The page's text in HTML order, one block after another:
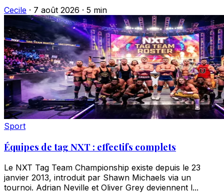
Cecile · 7 août 2026 · 5 min
Sport
Équipes de tag NXT : effectifs complets
Le NXT Tag Team Championship existe depuis le 23
janvier 2013, introduit par Shawn Michaels via un
tournoi. Adrian Neville et Oliver Grey deviennent l...